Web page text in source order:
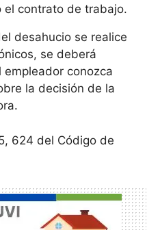
el contrato de trabajo.
desahucio se realice
se deberá
empleador conozca
la decisión de la
624 del Código de